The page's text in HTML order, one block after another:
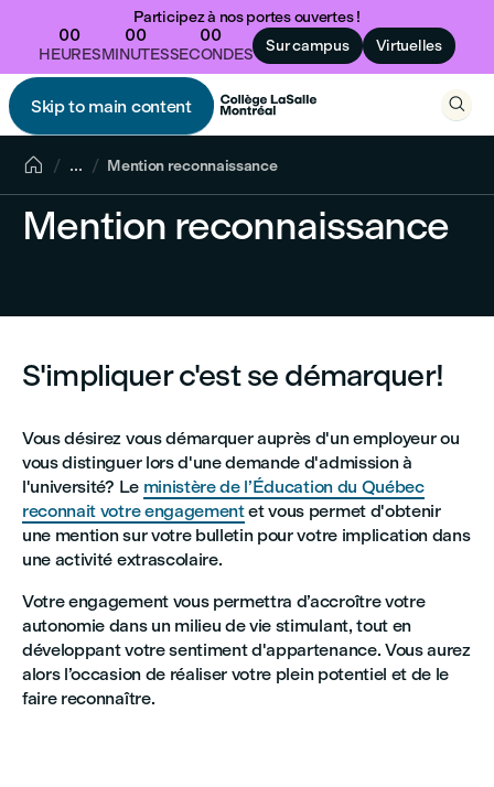
Participez à nos portes ouvertes !
00
HEURES
00
MINUTES
00
SECONDES Sur campus Virtuelles
Skip to main content
 
 ... Mention reconnaissance
Mention reconnaissance
S'impliquer c'est se démarquer!
Vous désirez vous démarquer auprès d'un employeur ou
vous distinguer lors d'une demande d'admission à
l'université? Le ministère de l’Éducation du Québec
reconnait votre engagementet vous permet d'obtenir
une mention sur votre bulletin pour votre implication dans
une activité extrascolaire.
Votre engagement vous permettra d’accroître votre
autonomie dans un milieu de vie stimulant, tout en
développant votre sentiment d'appartenance. Vous aurez
alors l’occasion de réaliser votre plein potentiel et de le
faire reconnaître.